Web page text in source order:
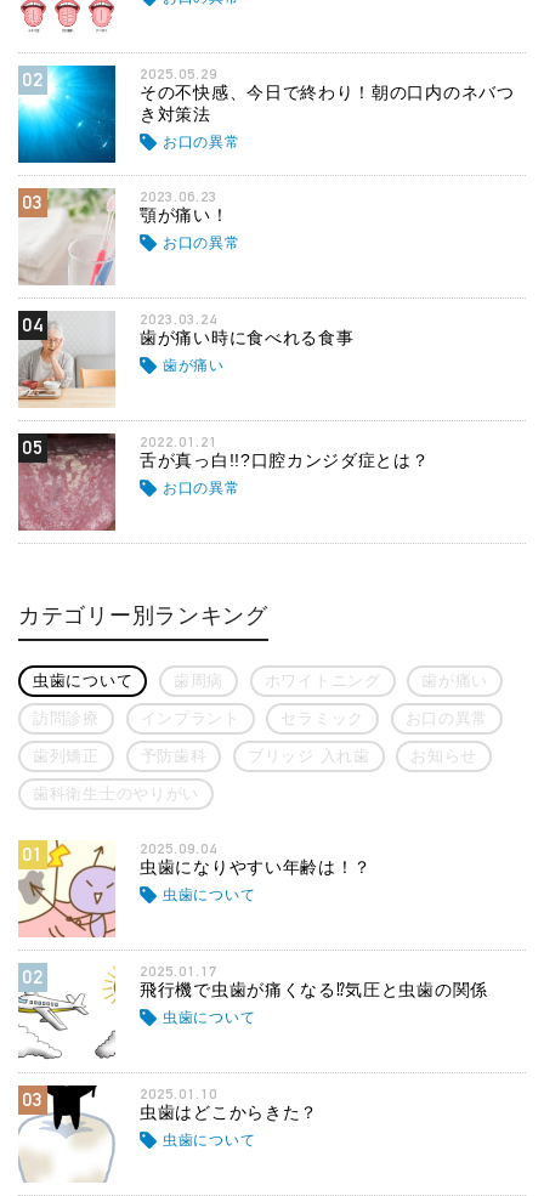
02 2025.05.29
その不快感、今日で終わり！朝の口内のネバつ
き対策法
お口の異常
03 2023.06.23
顎が痛い！
お口の異常
04 2023.03.24
歯が痛い時に食べれる食事
歯が痛い
05 2022.01.21
舌が真っ白!!?口腔カンジダ症とは？
お口の異常
カテゴリー別ランキング
虫歯について 歯周病 ホワイトニング 歯が痛い
訪問診療 インプラント セラミック お口の異常
歯列矯正 予防歯科 ブリッジ 入れ歯 お知らせ
歯科衛生士のやりがい
01 2025.09.04
虫歯になりやすい年齢は！？
虫歯について
02 2025.01.17
飛行機で虫歯が痛くなる⁉気圧と虫歯の関係
虫歯について
03 2025.01.10
虫歯はどこからきた？
虫歯について